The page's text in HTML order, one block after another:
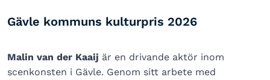
Gävle kommuns kulturpris 2026
Malin van der Kaaij är en drivande aktör inom
scenkonsten i Gävle. Genom sitt arbete med